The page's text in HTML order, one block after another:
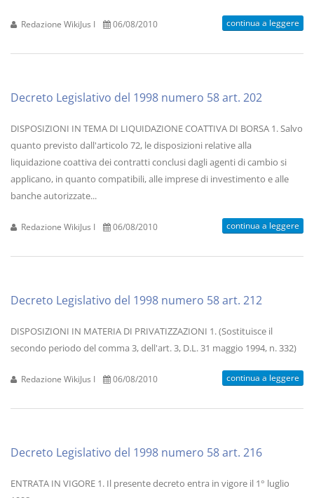
Redazione WikiJus I 06/08/2010 continua a leggere
Decreto Legislativo del 1998 numero 58 art. 202
DISPOSIZIONI IN TEMA DI LIQUIDAZIONE COATTIVA DI BORSA 1. Salvo
quanto previsto dall'articolo 72, le disposizioni relative alla
liquidazione coattiva dei contratti conclusi dagli agenti di cambio si
applicano, in quanto compatibili, alle imprese di investimento e alle
banche autorizzate...
Redazione WikiJus I 06/08/2010 continua a leggere
Decreto Legislativo del 1998 numero 58 art. 212
DISPOSIZIONI IN MATERIA DI PRIVATIZZAZIONI 1. (Sostituisce il
secondo periodo del comma 3, dell'art. 3, D.L. 31 maggio 1994, n. 332)
Redazione WikiJus I 06/08/2010 continua a leggere
Decreto Legislativo del 1998 numero 58 art. 216
ENTRATA IN VIGORE 1. Il presente decreto entra in vigore il 1° luglio